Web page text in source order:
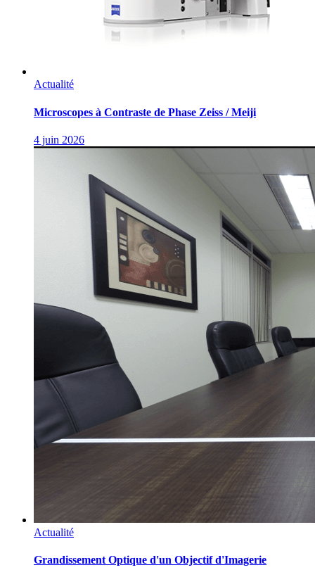
Actualité
Microscopes à Contraste de Phase Zeiss / Meiji
4 juin 2026
Actualité
Grandissement Optique d'un Objectif d'Imagerie